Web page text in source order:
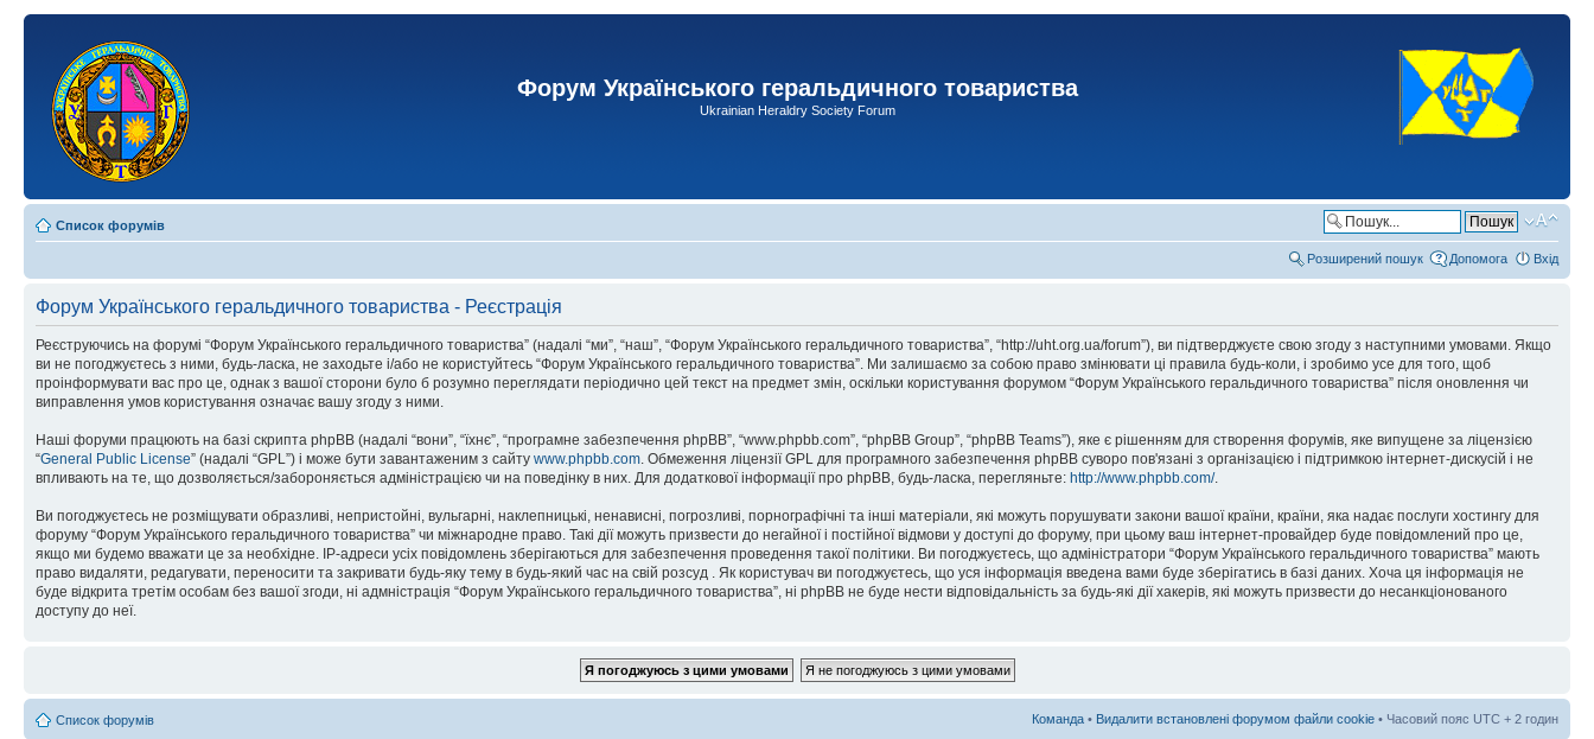
Форум Українського геральдичного товариства
Ukrainian Heraldry Society Forum
Список форумів
Розширений пошук Допомога Вхід
Форум Українського геральдичного товариства - Реєстрація
Реєструючись на форумі “Форум Українського геральдичного товариства” (надалі “ми”, “наш”, “Форум Українського геральдичного товариства”, “http://uht.org.ua/forum”), ви підтверджуєте свою згоду з наступними умовами. Якщо
ви не погоджуєтесь з ними, будь-ласка, не заходьте і/або не користуйтесь “Форум Українського геральдичного товариства”. Ми залишаємо за собою право змінювати ці правила будь-коли, і зробимо усе для того, щоб
проінформувати вас про це, однак з вашої сторони було б розумно переглядати періодично цей текст на предмет змін, оскільки користування форумом “Форум Українського геральдичного товариства” після оновлення чи
виправлення умов користування означає вашу згоду з ними.
Наші форуми працюють на базі скрипта phpBB (надалі “вони”, “їхнє”, “програмне забезпечення phpBB”, “www.phpbb.com”, “phpBB Group”, “phpBB Teams”), яке є рішенням для створення форумів, яке випущене за ліцензією
“General Public License” (надалі “GPL”) і може бути завантаженим з сайту www.phpbb.com. Обмеження ліцензії GPL для програмного забезпечення phpBB суворо пов'язані з організацією і підтримкою інтернет-дискусій і не
впливають на те, що дозволяється/забороняється адміністрацією чи на поведінку в них. Для додаткової інформації про phpBB, будь-ласка, перегляньте: http://www.phpbb.com/.
Ви погоджуєтесь не розміщувати образливі, непристойні, вульгарні, наклепницькі, ненависні, погрозливі, порнографічні та інші матеріали, які можуть порушувати закони вашої країни, країни, яка надає послуги хостингу для
форуму “Форум Українського геральдичного товариства” чи міжнародне право. Такі дії можуть призвести до негайної і постійної відмови у доступі до форуму, при цьому ваш інтернет-провайдер буде повідомлений про це,
якщо ми будемо вважати це за необхідне. IP-адреси усіх повідомлень зберігаються для забезпечення проведення такої політики. Ви погоджуєтесь, що адміністратори “Форум Українського геральдичного товариства” мають
право видаляти, редагувати, переносити та закривати будь-яку тему в будь-який час на свій розсуд . Як користувач ви погоджуєтесь, що уся інформація введена вами буде зберігатись в базі даних. Хоча ця інформація не
буде відкрита третім особам без вашої згоди, ні адмністрація “Форум Українського геральдичного товариства”, ні phpBB не буде нести відповідальність за будь-які дії хакерів, які можуть призвести до несанкціонованого
доступу до неї.
Список форумів Команда • Видалити встановлені форумом файли cookie • Часовий пояс UTC + 2 годин